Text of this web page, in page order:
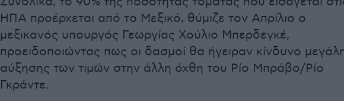
ΗΠΑ προέρχεται από το Μεξικό, θύμιζε τον Απρίλιο ο
μεξικανός υπουργός Γεωργίας Χούλιο Μπερδεγκέ,
προειδοποιώντας πως οι δασμοί θα ήγειραν κίνδυνο
αύξησης των τιμών στην άλλη όχθη του Ρίο Μπράβο/Ρίο
Γκράντε.